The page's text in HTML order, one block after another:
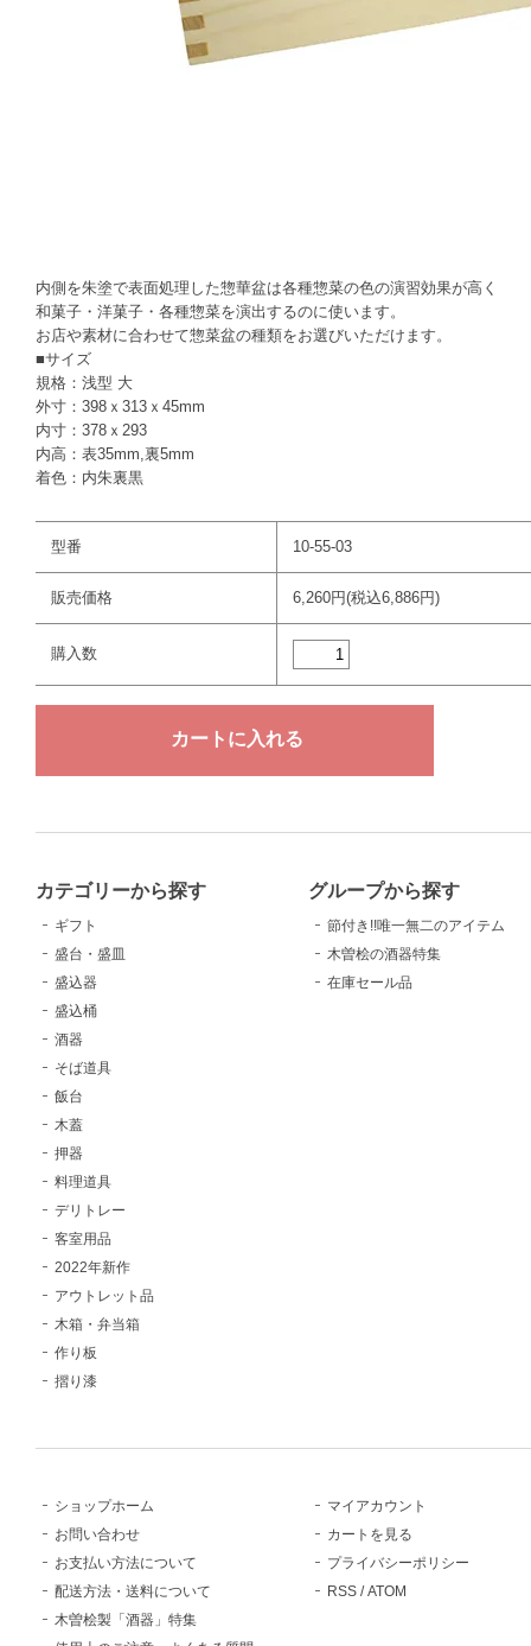
内側を朱塗で表面処理した惣華盆は各種惣菜の色の演習効果が高く
和菓子・洋菓子・各種惣菜を演出するのに使います。
お店や素材に合わせて惣菜盆の種類をお選びいただけます。
■サイズ
規格：浅型 大
外寸：398ｘ313ｘ45mm
内寸：378ｘ293
内高：表35mm,裏5mm
着色：内朱裏黒
型番 10-55-03
販売価格 6,260円(税込6,886円)
購入数
カテゴリーから探す
ギフト
盛台・盛皿
盛込器
盛込桶
酒器
そば道具
飯台
木蓋
押器
料理道具
デリトレー
客室用品
2022年新作
アウトレット品
木箱・弁当箱
作り板
摺り漆
グループから探す
節付き!!唯一無二のアイテム
木曽桧の酒器特集
在庫セール品
ショップホーム
お問い合わせ
お支払い方法について
配送方法・送料について
木曽桧製「酒器」特集
マイアカウント
カートを見る
プライバシーポリシー
RSS /ATOM